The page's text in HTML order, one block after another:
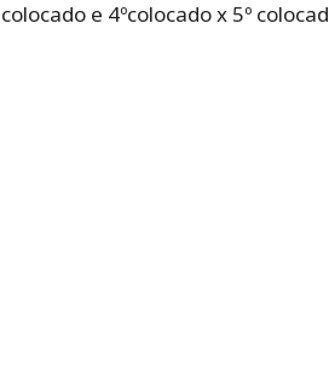
colocado e 4ºcolocado x 5º